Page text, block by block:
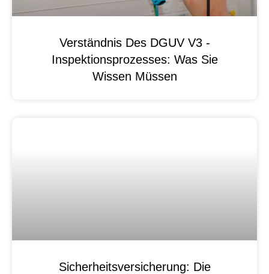
Verständnis Des DGUV V3 -
Inspektionsprozesses: Was Sie
Wissen Müssen
Sicherheitsversicherung: Die